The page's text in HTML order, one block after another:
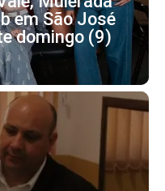
em São José
domingo (9)